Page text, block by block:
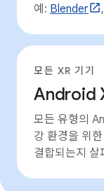
예: Blender ,
모든 XR 기기
Android
모든 유형의
강 환경을 위
결합되는지 살